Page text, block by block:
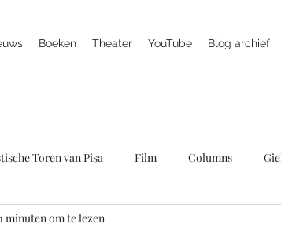
Boeken Theater YouTube Blog archief
Toren van Pisa Film Columns
Marc is ziek LULverhalen
1 minuten om te lezen